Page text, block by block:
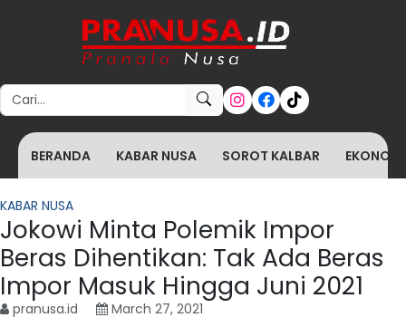
Search for:
BERANDA KABAR NUSA SOROT KALBAR
KABAR NUSA
Jokowi Minta Polemik Impor
Beras Dihentikan: Tak Ada Beras
Impor Masuk Hingga Juni 2021
pranusa.id March 27, 2021